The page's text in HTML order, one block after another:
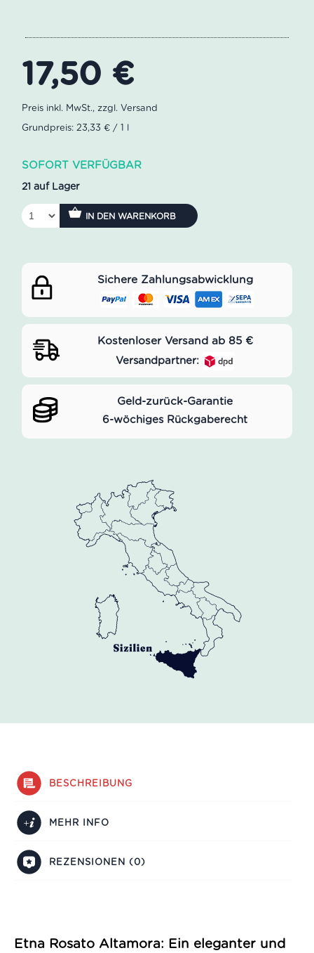
17,50 €
Grundpreis: 23,33 € / 1 l
SOFORT VERFÜGBAR
21 auf Lager
IN DEN WARENKORB
Sichere Zahlungsabwicklung
Kostenloser Versand ab 85 €
Versandpartner:
Geld-zurück-Garantie
6-wöchiges Rückgaberecht
BESCHREIBUNG
MEHR INFO
REZENSIONEN (0)
Etna Rosato Altamora: Ein eleganter und